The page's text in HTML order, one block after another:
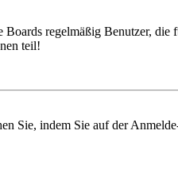
regelmäßig Benutzer, die
teil!
Sie, indem Sie auf der